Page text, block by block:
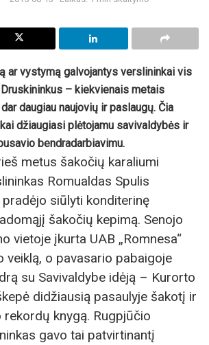
ar vystymą galvojantys verslininkai vis
– kiekvienais metais
daugiau naujovių ir paslaugų. Čia
džiaugiasi plėtojamu savivaldybės ir
bendradarbiavimu.
metus šakočių karaliumi
Romualdas Spulis
pradėjo siūlyti konditerinę
šakočių kepimą. Senojo
vietoje įkurta UAB „Romnesa“
veiklą, o pavasario pabaigoje
su Savivaldybe idėją – Kurorto
didžiausią pasaulyje šakotį ir
rekordų knygą. Rugpjūčio
gavo tai patvirtinantį